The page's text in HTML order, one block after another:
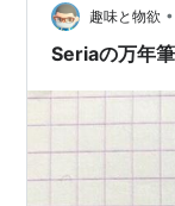
環境の紹介 プ
HDMIコンバー
趣味と物欲 •
Seriaの万年